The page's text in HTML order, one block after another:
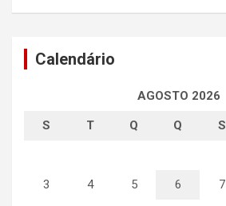
Calendário
AGOSTO 2026
S T Q Q S
3 4 5 6 7